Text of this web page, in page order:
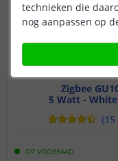
Zigbee
5 Watt -
(15
OP VOORRAAD
technieken die
nog aanpassen op